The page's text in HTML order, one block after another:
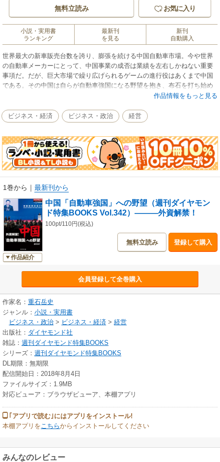
無料立読み お気に入り
小説・実用書
ランキング
最新刊
を見る
新刊
自動購入
世界最大の新車販売台数を誇り、膨張を続ける中国自動車市場。今や世界
の自動車メーカーにとって、中国事業の成否は業績を左右しかねない重要
事項だ。だが、巨大市場で繰り広げられるゲームの進行役はあくまで中国
である。その中国は自らが自動車強国になる野望を抱き、布石を打ち始め
です。
雑誌のほかのコンテンツは含まれません。
＊本誌の電子版も販売しています（最新号は毎週月曜日配信）。
詳しくは「週刊ダイヤモンド」で検索ください。
作品情報をもっと見る
ビジネス・経済 ビジネス・政治 経営
1巻から ｜ 最新刊から
作品紹介
中国「自動車強国」への野望（週刊ダイヤモン
ド特集BOOKS Vol.342）―――外資解禁！
100pt/110円(税込)
無料立読み 登録して購入
会員登録して全巻購入
作家名： 重石岳史
ジャンル： 小説・実用書
ビジネス・政治 > ビジネス・経済 > 経営
出版社： ダイヤモンド社
雑誌： 週刊ダイヤモンド特集BOOKS
シリーズ： 週刊ダイヤモンド特集BOOKS
DL期限：無期限
配信開始日：2018年8月4日
ファイルサイズ：1.9MB
対応ビューア：ブラウザビューア、本棚アプリ
｢アプリで読む｣にはアプリをインストール!
本棚アプリを こちらからインストールしてください
みんなのレビュー